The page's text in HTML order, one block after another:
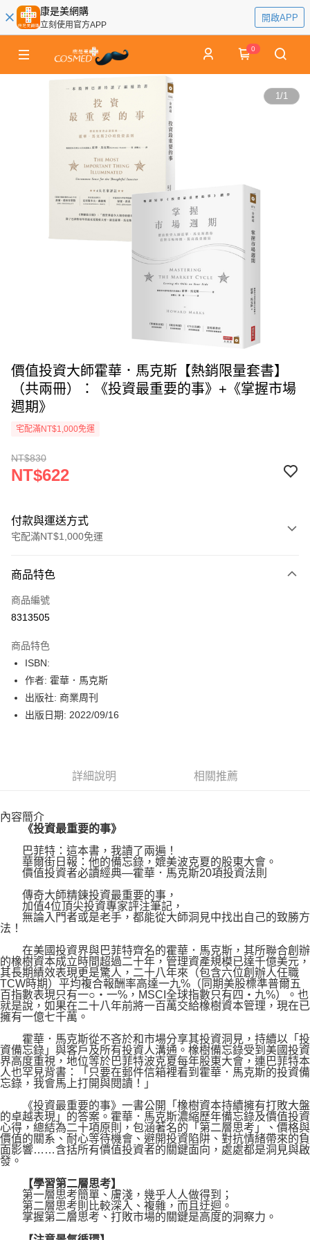
康是美網購
立刻使用官方APP
開啟APP
0
1/1
價值投資大師霍華．馬克斯【熱銷限量套書】
（共兩冊）：《投資最重要的事》+《掌握市場
週期》
宅配滿NT$1,000免運
NT$830
NT$622
付款與運送方式
宅配滿NT$1,000免運
icash Pay
信用卡一次付款
LINE Pay
Apple Pay
街口支付
博客來商品配送方式
每筆NT$80，滿NT$1,000(含以上)免運費
商品特色
商品編號
8313505
商品特色
ISBN:
作者: 霍華．馬克斯
出版社: 商業周刊
出版日期: 2022/09/16
詳細說明 相關推薦
內容簡介
《投資最重要的事》
巴菲特：這本書，我讀了兩遍！
華爾街日報：他的備忘錄，媲美波克夏的股東大會。
價值投資者必讀經典—霍華．馬克斯20項投資法則
傳奇大師精鍊投資最重要的事，
加值4位頂尖投資專家評注筆記，
無論入門者或是老手，都能從大師洞見中找出自己的致勝方
法！
在美國投資界與巴菲特齊名的霍華．馬克斯，其所聯合創辦
的橡樹資本成立時間超過二十年，管理資產規模已達千億美元，
其長期績效表現更是驚人，二十八年來（包含六位創辦人任職
TCW時期）平均複合報酬率高達一九%（同期美股標準普爾五
百指數表現只有一○‧一%，MSCI全球指數只有四‧九%）。也
就是說，如果在二十八年前將一百萬交給橡樹資本管理，現在已
擁有一億七千萬。
霍華．馬克斯從不吝於和市場分享其投資洞見，持續以「投
資備忘錄」與客戶及所有投資人溝通。橡樹備忘錄受到美國投資
界高度重視，地位等於巴菲特波克夏每年股東大會，連巴菲特本
人也罕見背書：「只要在郵件信箱裡看到霍華．馬克斯的投資備
忘錄，我會馬上打開與閱讀！」
《投資最重要的事》一書公開「橡樹資本持續擁有打敗大盤
的卓越表現」的答案。霍華．馬克斯濃縮歷年備忘錄及價值投資
心得，總結為二十項原則，包涵著名的「第二層思考」、價格與
價值的關系、耐心等待機會、避開投資陷阱、對抗情緒帶來的負
面影響……含括所有價值投資者的關鍵面向，處處都是洞見與啟
發。
【學習第二層思考】
第一層思考簡單、膚淺，幾乎人人做得到；
第二層思考則比較深入、複雜，而且迂迴。
掌握第二層思考、打敗市場的關鍵是高度的洞察力。